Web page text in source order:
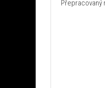
Přepracovaný